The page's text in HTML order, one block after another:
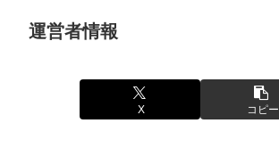
運営者情報
X コピー